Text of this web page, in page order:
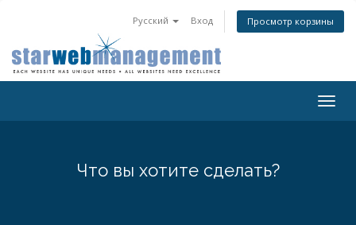
Русский Вход Просмотр корзины
Что вы хотите сделать?